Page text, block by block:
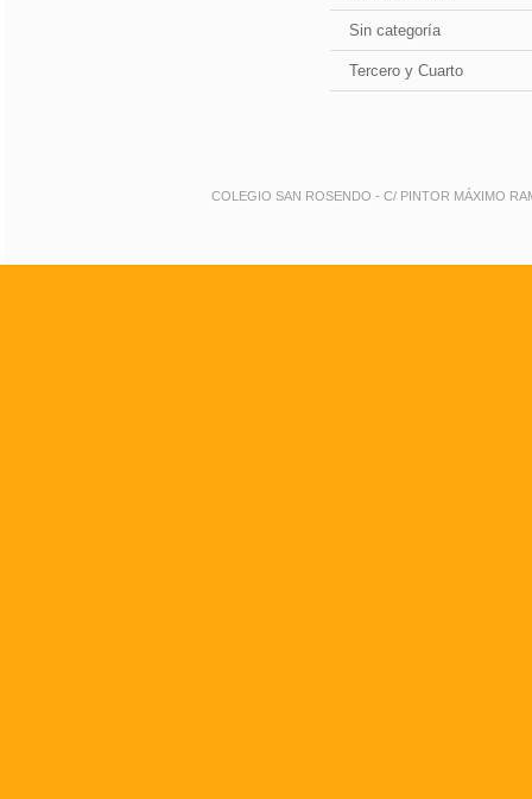
Sin categoría
Tercero y Cuarto
COLEGIO SAN ROSENDO - C/ PINTOR MÁXIMO